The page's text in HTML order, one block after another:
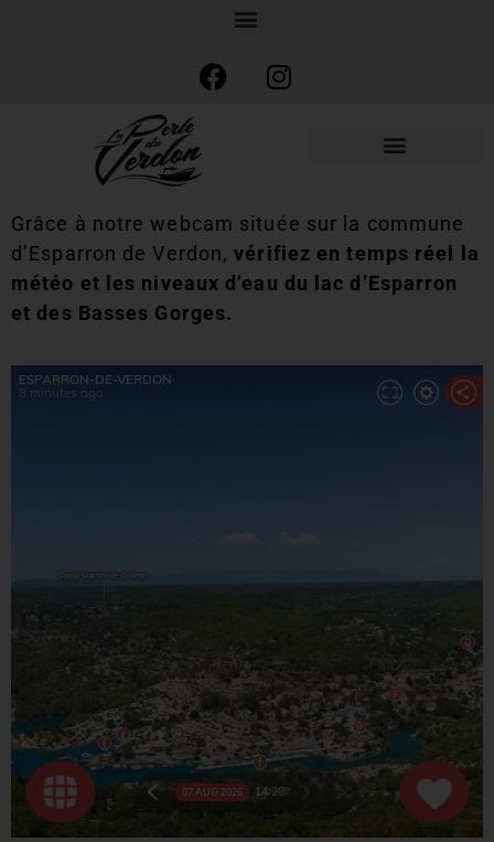
Grâce à notre webcam située sur la commune
d’Esparron de Verdon,vérifiez en temps réel la
météo et les niveaux d’eau du lac d’Esparron
et des Basses Gorges.